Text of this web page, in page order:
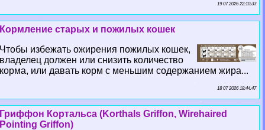
19 07 2026 22:10:33
Кормление старых и пожилых кошек
Чтобы избежать ожирения пожилых кошек,
владелец должен или снизить количество
корма, или давать корм с меньшим содержанием жира...
18 07 2026 18:44:47
Гриффон Кортальса (Korthals Griffon, Wirehaired
Pointing Griffon)